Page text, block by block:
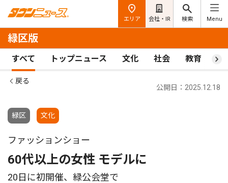
エリア 会社・IR 検索 Menu
緑区版
すべて トップニュース 文化 社会 教育 ス
戻る
緑区 文化
公開日：2025.12.18
ファッションショー
60代以上の女性 モデルに
20日に初開催、緑公会堂で